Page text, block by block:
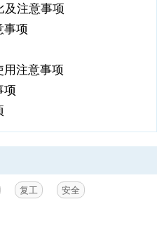
生产工作。,认真做好节前停工停
,企业要在停工停产前开展一次
组织召开安全生产专题工作会议
前隐患排查工作，对本单位机械
行排
要采取断电（应急预警控制联动
工停产期间处于安全状态。,1,认
排查内容,设备设施的运转情
存在的跑冒滴漏问题是否按照设
生产工艺指标的规范操作是否严格
，变更后的工艺是否有工艺流程
指标。,各类危险作业的安全管理
否识别全面，措施落实到位。,消
账是否健全，是否定期进行检
加
及注意事项
事项
用注意事项
项
复工 安全